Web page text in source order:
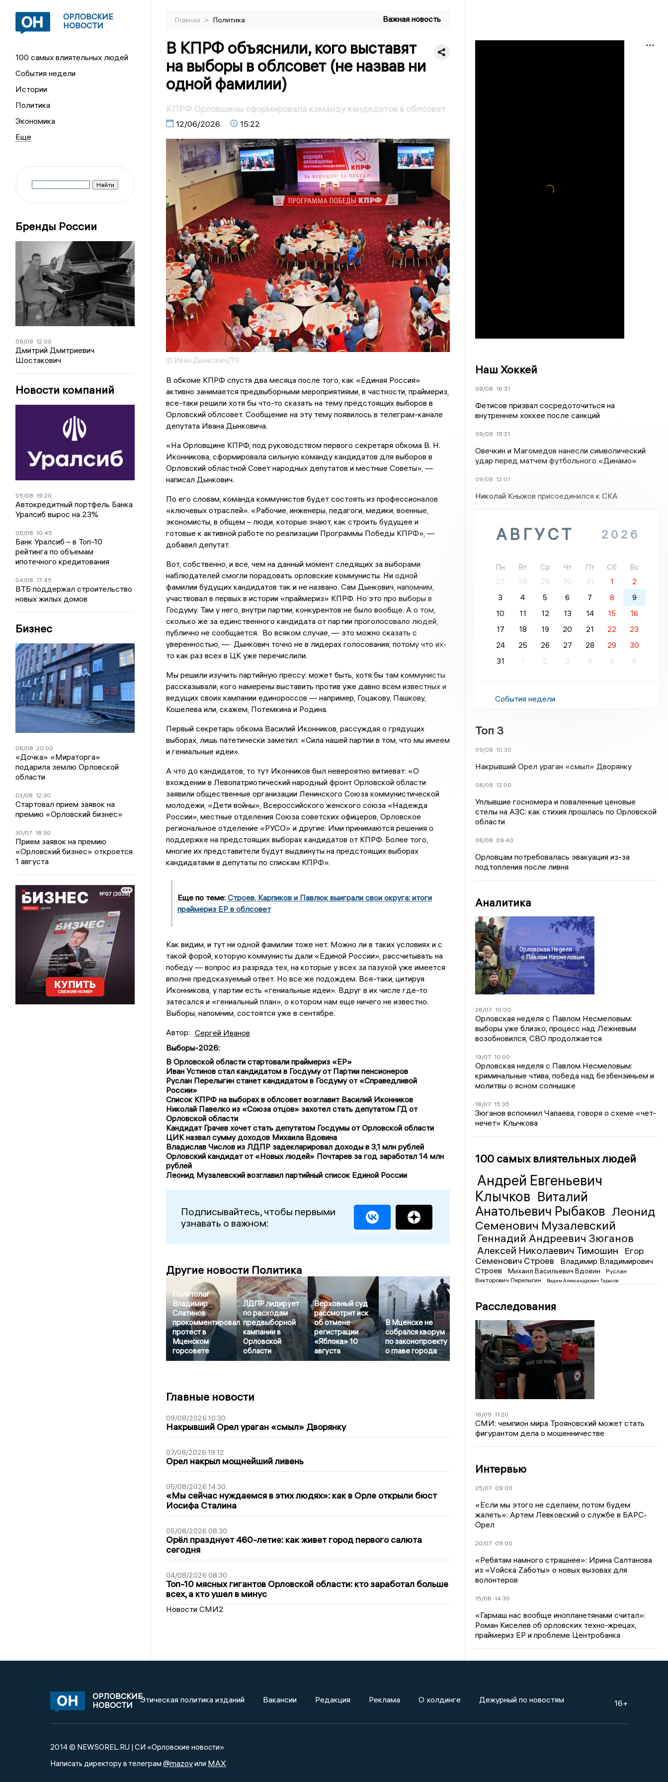
ОРЛОВСКИЕ
НОВОСТИ
100 самых влиятельных людей
События недели
Истории
Политика
Экономика
Бренды России
09/08 12:00
Дмитрий Дмитриевич
Шостакович
Новости компаний
05/08 19:20
Автокредитный портфель Банка
Уралсиб вырос на 23%
05/08 10:45
Банк Уралсиб – в Топ-10
рейтинга по объемам
ипотечного кредитования
04/08 17:45
ВТБ поддержал строительство
новых жилых домов
Бизнес
06/08 20:00
«Дочка» «Мираторга»
подарила землю Орловской
области
03/08 12:30
Стартовал прием заявок на
премию «Орловский бизнес»
30/07 16:30
Прием заявок на премию
«Орловский бизнес» откроется
1 августа
Главная > Политика Важная новость
В КПРФ объяснили, кого выставят
на выборы в облсовет (не назвав ни
одной фамилии)
КПРФ Орловщины сформировала команду кандидатов в облсовет
12/06/2026 15:22
© Иван Дынкович/TG
В обкоме КПРФ спустя два месяца после того, как «Единая Россия»
активно занимается предвыборными мероприятиями, в частности, праймериз,
все-таки решили хотя бы что-то сказать на тему предстоящих выборов в
Орловский облсовет. Сообщение на эту тему появилось в телеграм-канале
депутата Ивана Дынковича.
«На Орловщине КПРФ, под руководством первого секретаря обкома В. Н.
Иконникова, сформировала сильную команду кандидатов для выборов в
Орловский областной Совет народных депутатов и местные Советы», —
написал Дынкович.
По его словам, команда коммунистов будет состоять из профессионалов
«ключевых отраслей». «Рабочие, инженеры, педагоги, медики, военные,
экономисты, в общем – люди, которые знают, как строить будущее и
готовые к активной работе по реализации Программы Победы КПРФ», —
добавил депутат.
Вот, собственно, и все, чем на данный момент следящих за выборами
наблюдателей смогли порадовать орловские коммунисты. Ни одной
фамилии будущих кандидатов так и не названо. Сам Дынкович, напомним,
участвовал в первых в истории «праймериз» КПРФ. Но это про выборы в
Госдуму. Там у него, внутри партии, конкурентов не было вообще. А о том,
сколько же за единственного кандидата от партии проголосовало людей,
публично не сообщается. Во всяком случае, — это можно сказать с
уверенностью, — Дынкович точно не в лидерах голосования, потому что их-
то как раз всех в ЦК уже перечислили.
Мы решили изучить партийную прессу: может быть, хотя бы там коммунисты
рассказывали, кого намерены выставить против уже давно всем известных и
ведущих своих кампании единороссов — например, Гоцакову, Пашкову,
Кошелева или, скажем, Потемкина и Родина.
Первый секретарь обкома Василий Иконников, рассуждая о грядущих
выборах, лишь патетически заметил: «Сила нашей партии в том, что мы имеем
и гениальные идеи».
А что до кандидатов, то тут Иконников был невероятно витиеват: «О
вхождении в Левопатриотический народный фронт Орловской области
заявили общественные организации Ленинского Союза коммунистической
молодёжи, «Дети войны», Всероссийского женского союза «Надежда
России», местные отделения Союза советских офицеров, Орловское
региональное отделение «РУСО» и другие. Ими принимаются решения о
поддержке на предстоящих выборах кандидатов от КПРФ. Более того,
многие их представители будут выдвинуты на предстоящих выборах
кандидатами в депутаты по спискам КПРФ».
Еще по теме: Строев, Карпиков и Павлюк выиграли свои округа: итоги
праймериз ЕР в облсовет
Как видим, и тут ни одной фамилии тоже нет. Можно ли в таких условиях и с
такой форой, которую коммунисты дали «Единой России», рассчитывать на
победу — вопрос из разряда тех, на которые у всех за пазухой уже имеется
вполне предсказуемый ответ. Но все же подождем. Все-таки, цитируя
Иконникова, у партии есть «гениальные идеи». Вдруг в их числе где-то
затесался и «гениальный план», о котором нам еще ничего не известно.
Выборы, напомним, состоятся уже в сентябре.
Автор: Сергей Иванов
Выборы-2026:
В Орловской области стартовали праймериз «ЕР»
Иван Устинов стал кандидатом в Госдуму от Партии пенсионеров
Руслан Перелыгин станет кандидатом в Госдуму от «Справедливой
России»
Список КПРФ на выборах в облсовет возглавит Василий Иконников
Николай Павелко из «Союза отцов» захотел стать депутатом ГД от
Орловской области
Кандидат Грачев хочет стать депутатом Госдумы от Орловской области
ЦИК назвал сумму доходов Михаила Вдовина
Владислав Числов из ЛДПР задекларировал доходы в 3,1 млн рублей
Орловский кандидат от «Новых людей» Почтарев за год заработал 14 млн
рублей
Леонид Музалевский возглавил партийный список Единой России
Подписывайтесь, чтобы первыми
узнавать о важном:
Другие новости Политика
Политолог
Владимир
Слатинов
прокомментировал
протест в
Мценском
горсовете
ЛДПР лидирует
по расходам
предвыборной
кампании в
Орловской
области
Верховный суд
рассмотрит иск
об отмене
регистрации
«Яблока» 10
августа
В Мценске не
собрался кворум
по законопроекту
о главе города
Главные новости
09/08/2026 10:30
Накрывший Орел ураган «смыл» Дворянку
07/08/2026 19:12
Орел накрыл мощнейший ливень
05/08/2026 14:30
«Мы сейчас нуждаемся в этих людях»: как в Орле открыли бюст
Иосифа Сталина
05/08/2026 08:30
Орёл празднует 460-летие: как живет город первого салюта
сегодня
04/08/2026 08:30
Топ-10 мясных гигантов Орловской области: кто заработал больше
всех, а кто ушел в минус
Новости СМИ2
Наш Хоккей
09/08 16:31
Фетисов призвал сосредоточиться на
внутреннем хоккее после санкций
09/08 15:31
Овечкин и Магомедов нанесли символический
удар перед матчем футбольного «Динамо»
09/08 12:01
Николай Кныжов присоединился к СКА
АВГУСТ 2026
Пн Вт Ср Чт Пт Сб
Вс
27
28 29 30 31 1
2
3
4 5 6 7 8
9
10
11 12 13 14 15
16
17
18 19 20 21 22
23
24
25 26 27 28 29
30
31
1 2 3 4 5 6
События недели
Топ 3
09/08 10:30
Накрывший Орел ураган «смыл» Дворянку
08/08 12:00
Уплывшие госномера и поваленные ценовые
стелы на АЗС: как стихия прошлась по Орловской
области
08/08 09:40
Орловцам потребовалась эвакуация из-за
подтопления после ливня
Аналитика
26/07 10:00
Орловская неделя с Павлом Несмеловым:
выборы уже близко, процесс над Лежневым
возобновился, СВО продолжается
19/07 10:00
Орловская неделя с Павлом Несмеловым:
криминальные чтива, победа над безбензиньем и
молитвы о ясном солнышке
18/07 15:35
Зюганов вспомнил Чапаева, говоря о схеме «чет-
нечет» Клычкова
100 самых влиятельных людей
Андрей Евгеньевич
Клычков Виталий
Анатольевич Рыбаков Леонид
Семенович Музалевский
Геннадий Андреевич Зюганов
Алексей Николаевич Тимошин
Егор
Семенович Строев
Владимир Владимирович
Строев
Михаил Васильевич Вдовин
Руслан
Викторович Перелыгин
Вадим Александрович Тарасов
Расследования
16/09 11:20
СМИ: чемпион мира Трояновский может стать
фигурантом дела о мошенничестве
Интервью
25/07 09:00
«Если мы этого не сделаем, потом будем
жалеть»: Артем Левковский о службе в БАРС-
Орел
20/07 09:00
«Ребятам намного страшнее»: Ирина Салтанова
из «Vойска Zаботы» о новых вызовах для
волонтеров
15/06 14:30
«Гармаш нас вообще инопланетянами считал»:
Роман Киселев об орловских техно-жрецах,
праймериз ЕР и проблеме Центробанка
ОРЛОВСКИЕ
НОВОСТИ
Этическая политика изданий Вакансии Редакция Реклама О холдинге Дежурный по новостям 16+
2014 © NEWSOREL.RU | СИ «Орловские новости»
Написать директору в телеграм @mazovили MAX